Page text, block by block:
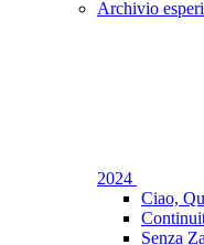
Archivio
2024
Ciao,
Senza